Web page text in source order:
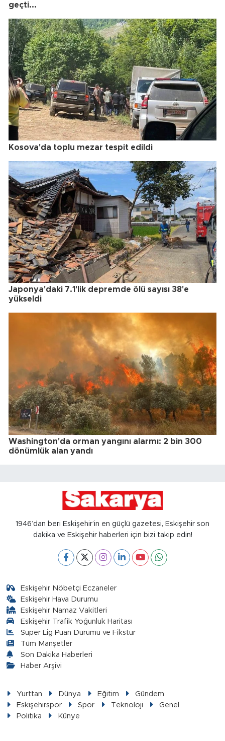
geçti...
Kosova'da toplu mezar tespit edildi
Japonya'daki 7.1'lik depremde ölü sayısı 38'e
yükseldi
Washington'da orman yangını alarmı: 2 bin 300
dönümlük alan yandı
1946’dan beri Eskişehir’in en güçlü gazetesi, Eskişehir son
dakika ve Eskişehir haberleri için bizi takip edin!
Eskişehir Nöbetçi Eczaneler
Eskişehir Hava Durumu
Eskişehir Namaz Vakitleri
Eskişehir Trafik Yoğunluk Haritası
Süper Lig Puan Durumu ve Fikstür
Tüm Manşetler
Son Dakika Haberleri
Haber Arşivi
Yurttan Dünya Eğitim
Gündem
Eskişehirspor
Spor Teknoloji
Genel
Politika
Künye